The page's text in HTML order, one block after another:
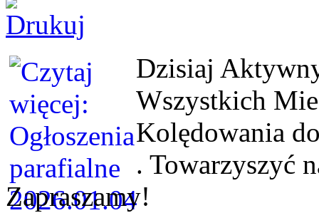
Dzisiaj
Wszystkich
Kolędowania
. Towarzyszyć
Zapraszamy!